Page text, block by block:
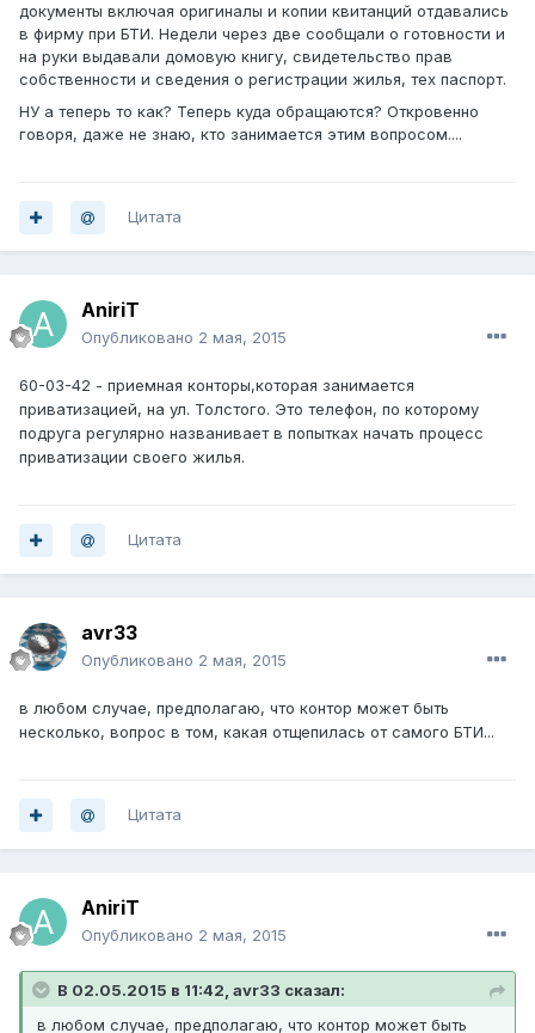
документы включая оригиналы и копии квитанций отдавались
в фирму при БТИ. Недели через две сообщали о готовности и
на руки выдавали домовую книгу, свидетельство прав
собственности и сведения о регистрации жилья, тех паспорт.
НУ а теперь то как? Теперь куда обращаются? Откровенно
говоря, даже не знаю, кто занимается этим вопросом....
Цитата
AniriT
Опубликовано 2 мая, 2015
60-03-42 - приемная конторы,которая занимается
приватизацией, на ул. Толстого. Это телефон, по которому
подруга регулярно названивает в попытках начать процесс
приватизации своего жилья.
Цитата
avr33
Опубликовано 2 мая, 2015
в любом случае, предполагаю, что контор может быть
несколько, вопрос в том, какая отщепилась от самого БТИ...
Цитата
AniriT
Опубликовано 2 мая, 2015
В 02.05.2015 в 11:42, avr33 сказал:
в любом случае, предполагаю, что контор может быть